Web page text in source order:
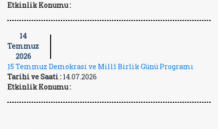
Etkinlik Konumu :
14
Temmuz
2026
15 Temmuz Demokrasi ve Millî Birlik Günü Programı
Tarihi ve Saati : 14.07.2026
Etkinlik Konumu :